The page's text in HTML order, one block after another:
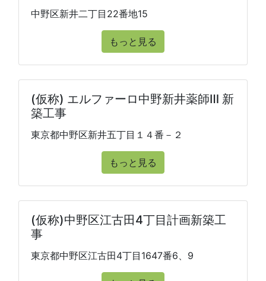
中野区新井二丁目22番地15
もっと見る
(仮称) エルファーロ中野新井薬師Ⅲ 新
築工事
東京都中野区新井五丁目１４番－２
もっと見る
(仮称)中野区江古田4丁目計画新築工
事
東京都中野区江古田4丁目1647番6、9